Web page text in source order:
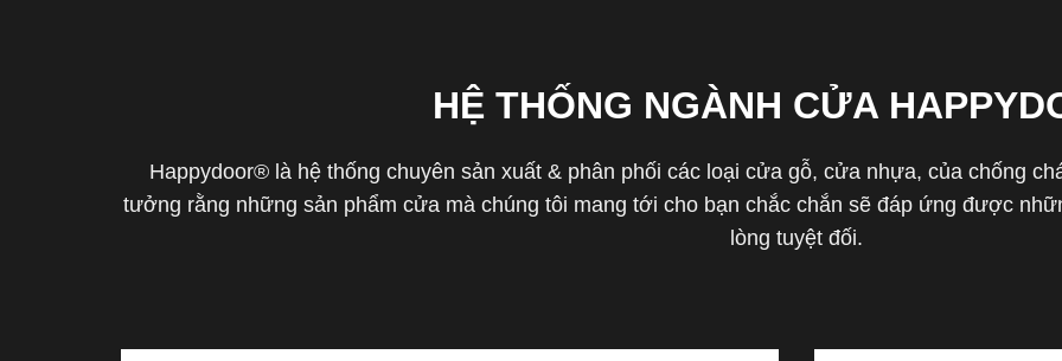
HỆ THỐNG NGÀNH CỬA
Happydoor® là hệ thống chuyên sản xuất & phân phối các loại cửa gỗ, cửa nhựa, của chống
tưởng rằng những sản phẩm cửa mà chúng tôi mang tới cho bạn chắc chắn sẽ đáp ứng được
lòng tuyệt đối.